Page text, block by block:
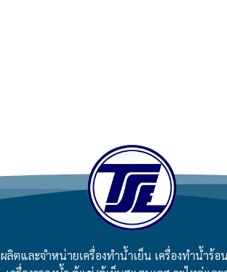
ผลิตและจำหน่ายเครื่องทำน้ำเย็น เครื่องทำน้ำร้อ